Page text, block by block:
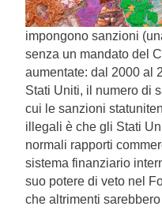
impongono sanzioni
senza un mandato del
aumentate: dal 2000 al
Stati Uniti, il numero di
cui le sanzioni
illegali è che gli Stati
normali rapporti
sistema finanziario
suo potere di veto nel
che altrimenti